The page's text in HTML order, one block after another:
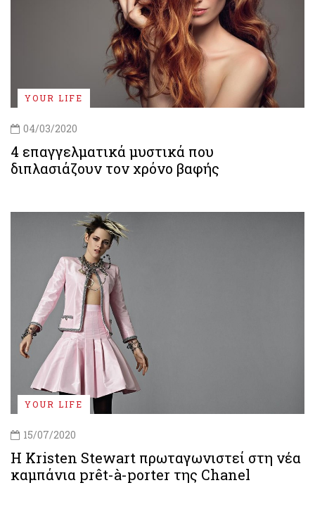
YOUR LIFE
04/03/2020
4 επαγγελματικά μυστικά που
διπλασιάζουν τον χρόνο βαφής
YOUR LIFE
15/07/2020
Η Kristen Stewart πρωταγωνιστεί στη νέα
καμπάνια prêt-à-porter της Chanel